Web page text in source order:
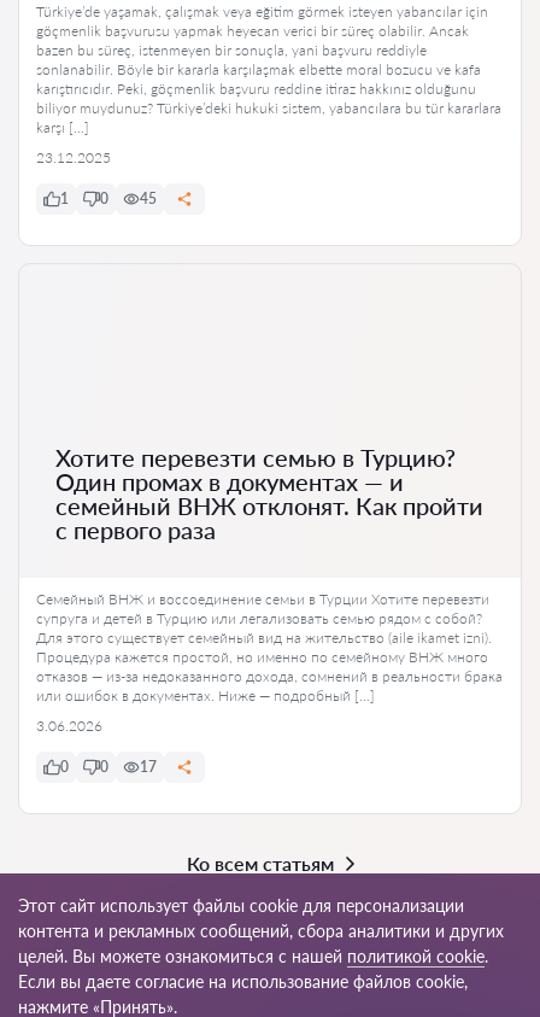
Türkiye’de yaşamak, çalışmak veya eğitim görmek isteyen yabancılar için
göçmenlik başvurusu yapmak heyecan verici bir süreç olabilir. Ancak
bazen bu süreç, istenmeyen bir sonuçla, yani başvuru reddiyle
sonlanabilir. Böyle bir kararla karşılaşmak elbette moral bozucu ve kafa
karıştırıcıdır. Peki, göçmenlik başvuru reddine itiraz hakkınız olduğunu
biliyor muydunuz? Türkiye’deki hukuki sistem, yabancılara bu tür kararlara
karşı […]
23.12.2025
1 0 45
Хотите перевезти семью в Турцию?
Один промах в документах — и
семейный ВНЖ отклонят. Как пройти
с первого раза
Семейный ВНЖ и воссоединение семьи в Турции Хотите перевезти
супруга и детей в Турцию или легализовать семью рядом с собой?
Для этого существует семейный вид на жительство (aile ikamet izni).
Процедура кажется простой, но именно по семейному ВНЖ много
отказов — из-за недоказанного дохода, сомнений в реальности брака
или ошибок в документах. Ниже — подробный […]
3.06.2026
0 0 17
Ко всем статьям
© 2026 Avukat-tr.com
Этот сайт использует файлы cookie для персонализации
контента и рекламных сообщений, сбора аналитики и других
целей. Вы можете ознакомиться с нашей политикой cookie.
Если вы даете согласие на использование файлов cookie,
нажмите «Принять».